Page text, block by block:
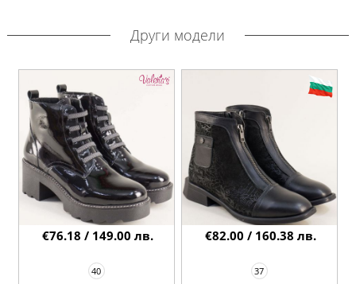
Други модели
40
€76.18 / 149.00 лв.
37
€82.00 / 160.38 лв.